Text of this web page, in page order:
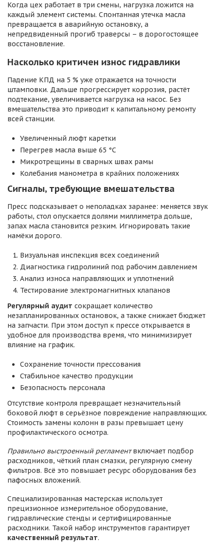
Когда цех работает в три смены, нагрузка ложится на
каждый элемент системы. Спонтанная утечка масла
превращается в аварийную остановку, а
непредвиденный прогиб траверсы – в дорогостоящее
восстановление.
Насколько критичен износ гидравлики
Падение КПД на 5 % уже отражается на точности
штамповки. Дальше прогрессирует коррозия, растёт
подтекание, увеличивается нагрузка на насос. Без
вмешательства это приводит к капитальному ремонту
всей станции.
Увеличенный люфт каретки
Перегрев масла выше 65 °C
Микротрещины в сварных швах рамы
Колебания манометра в крайних положениях
Сигналы, требующие вмешательства
Пресс подсказывает о неполадках заранее: меняется звук
работы, стол опускается долями миллиметра дольше,
запах масла становится резким. Игнорировать такие
намёки дорого.
Визуальная инспекция всех соединений
Диагностика гидролиний под рабочим давлением
Анализ износа направляющих и уплотнений
Тестирование электромагнитных клапанов
Регулярный аудит сокращает количество
незапланированных остановок, а также снижает бюджет
на запчасти. При этом доступ к прессе открывается в
удобное для производства время, что минимизирует
влияние на график.
Сохранение точности прессования
Стабильное качество продукции
Безопасность персонала
Отсутствие контроля превращает незначительный
боковой люфт в серьёзное повреждение направляющих.
Стоимость замены колонн в разы превышает цену
профилактического осмотра.
Правильно выстроенный регламентвключает подбор
расходников, чёткий план смазки, регулярную смену
фильтров. Всё это повышает ресурс оборудования без
пафосных вложений.
Специализированная мастерская использует
прецизионное измерительное оборудование,
гидравлические стенды и сертифицированные
расходники. Такой набор инструментов гарантирует
качественный результат.